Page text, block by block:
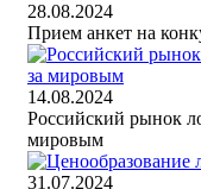
28.08.2024
Прием анкет на
14.08.2024
Российский рынок
мировым
31.07.2024